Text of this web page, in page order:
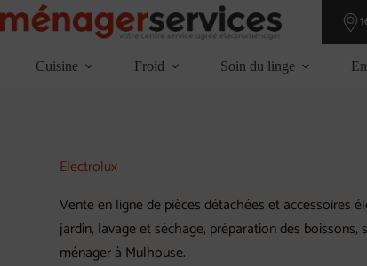
au
Cuisine
Froid Soin du linge
Electrolux
Vente en ligne de pièces détachées et accessoires
jardin, lavage et séchage, préparation des
ménager à Mulhouse.